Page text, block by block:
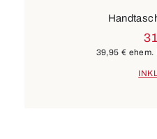
39,95 € ehem.